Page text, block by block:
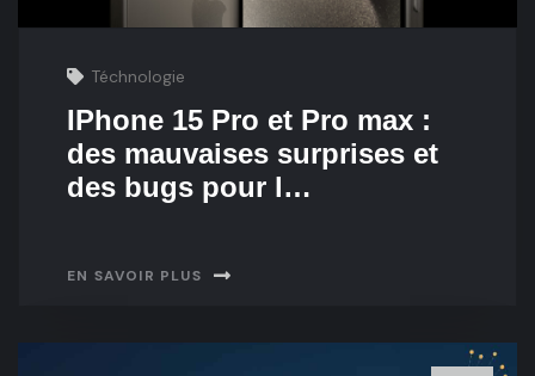
Téchnologie
IPhone 15 Pro et Pro max :
des mauvaises surprises et
des bugs pour l…
EN SAVOIR PLUS